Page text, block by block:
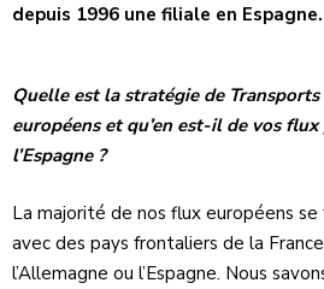
depuis 1996 une filiale en Espagne.
Quelle est la stratégie de
européens et qu’en est-il de vos
l’Espagne ?
La majorité de nos flux européens
avec des pays frontaliers de la
l’Allemagne ou l’Espagne. Nous